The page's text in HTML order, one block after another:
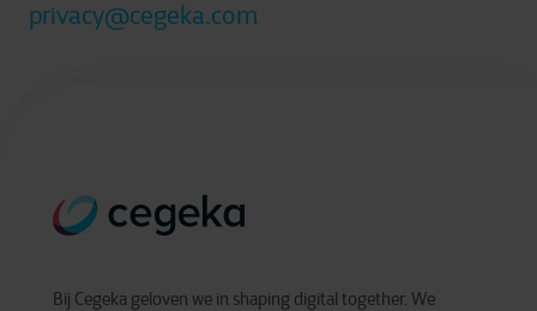
privacy@cegeka.com
Bij Cegeka geloven we in shaping digital together. We